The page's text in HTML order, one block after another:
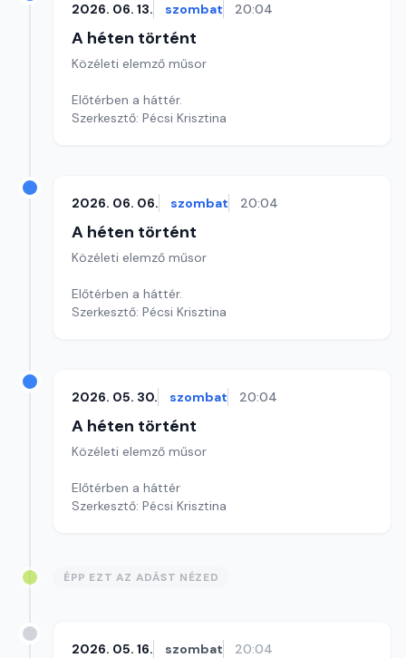
2026. 06. 13. szombat 20:04
A héten történt
Közéleti elemző műsor
Előtérben a háttér.
Szerkesztő: Pécsi Krisztina
2026. 06. 06. szombat 20:04
A héten történt
Közéleti elemző műsor
Előtérben a háttér.
Szerkesztő: Pécsi Krisztina
2026. 05. 30. szombat 20:04
A héten történt
Közéleti elemző műsor
Előtérben a háttér
Szerkesztő: Pécsi Krisztina
ÉPP EZT AZ ADÁST NÉZED
2026. 05. 16. szombat 20:04